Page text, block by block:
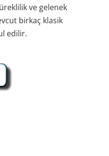
ve gelenek
birkaç klasik
edilir.